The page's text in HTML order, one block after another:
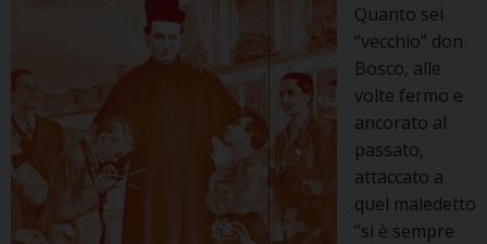
Quanto sei
“vecchio” don
Bosco, alle
volte fermo e
ancorato al
passato,
attaccato a
quel maledetto
“si è sempre